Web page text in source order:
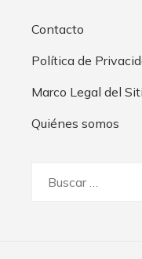
Contacto
Política de
Marco Legal del
Quiénes somos